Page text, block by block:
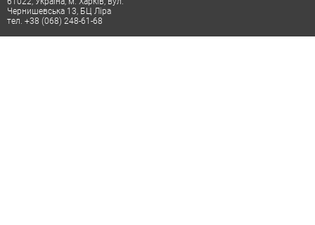
Чернишевська 13, БЦ Ліра
тел. +38 (068) 248-61-68